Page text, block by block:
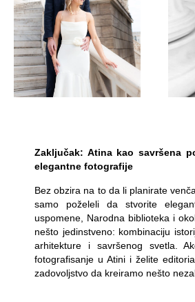
Zaključak: Atina kao savršena
elegantne fotografije
Bez obzira na to da li planirate
samo poželeli da stvorite
uspomene, Narodna biblioteka i
nešto jedinstveno: kombinaciju
arhitekture i savršenog svetla.
fotografisanje u Atini i želite
zadovoljstvo da kreiramo nešto